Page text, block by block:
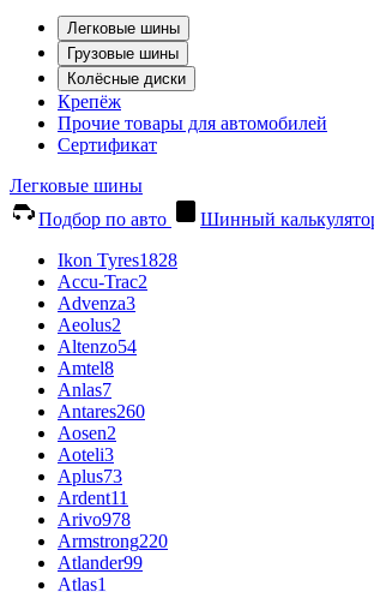
Легковые шины
Грузовые шины
Колёсные диски
Крепёж
Прочие товары для автомобилей
Сертификат
Легковые шины
Подбор по авто
Шинный
Ikon Tyres1828
Accu-Trac2
Advenza3
Aeolus2
Altenzo54
Amtel8
Anlas7
Antares260
Aosen2
Aoteli3
Aplus73
Ardent11
Arivo978
Armstrong220
Atlander99
Atlas1